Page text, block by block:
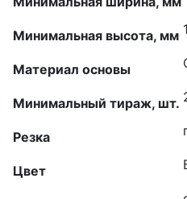
Минимальная высота, мм
Материал основы
Минимальный тираж, шт.
Резка
Цвет